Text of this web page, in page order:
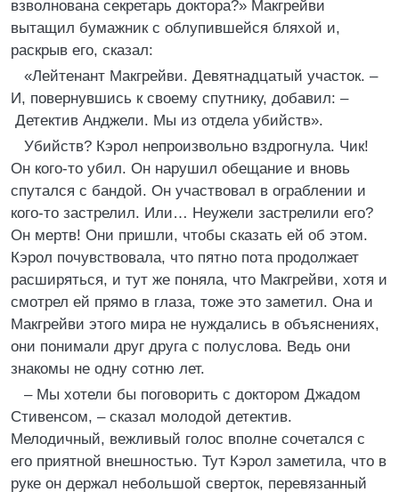
взволнована секретарь доктора?» Макгрейви
вытащил бумажник с облупившейся бляхой и,
раскрыв его, сказал:
«Лейтенант Макгрейви. Девятнадцатый участок. –
И, повернувшись к своему спутнику, добавил: –
Детектив Анджели. Мы из отдела убийств».
Убийств? Кэрол непроизвольно вздрогнула. Чик!
Он кого-то убил. Он нарушил обещание и вновь
спутался с бандой. Он участвовал в ограблении и
кого-то застрелил. Или… Неужели застрелили его?
Он мертв! Они пришли, чтобы сказать ей об этом.
Кэрол почувствовала, что пятно пота продолжает
расширяться, и тут же поняла, что Макгрейви, хотя и
смотрел ей прямо в глаза, тоже это заметил. Она и
Макгрейви этого мира не нуждались в объяснениях,
они понимали друг друга с полуслова. Ведь они
знакомы не одну сотню лет.
– Мы хотели бы поговорить с доктором Джадом
Стивенсом, – сказал молодой детектив.
Мелодичный, вежливый голос вполне сочетался с
его приятной внешностью. Тут Кэрол заметила, что в
руке он держал небольшой сверток, перевязанный